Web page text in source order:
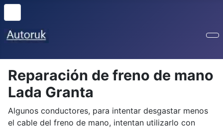
Reparación de freno de mano
Lada Granta
Algunos conductores, para intentar desgastar menos
el cable del freno de mano, intentan utilizarlo con